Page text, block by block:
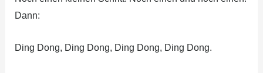
Dann:
Ding Dong, Ding Dong, Ding Dong, Ding Dong.